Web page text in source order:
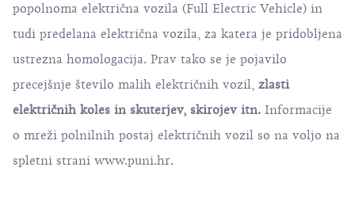
popolnoma električna vozila (Full Electric Vehicle) in
tudi predelana električna vozila, za katera je pridobljena
ustrezna homologacija. Prav tako se je pojavilo
precejšnje število malih električnih vozil, zlasti
električnih koles in skuterjev, skirojev itn. Informacije
o mreži polnilnih postaj električnih vozil so na voljo na
spletni strani www.puni.hr.